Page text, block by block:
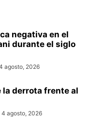
negativa en el
durante el siglo
agosto, 2026
la derrota frente al
4 agosto, 2026